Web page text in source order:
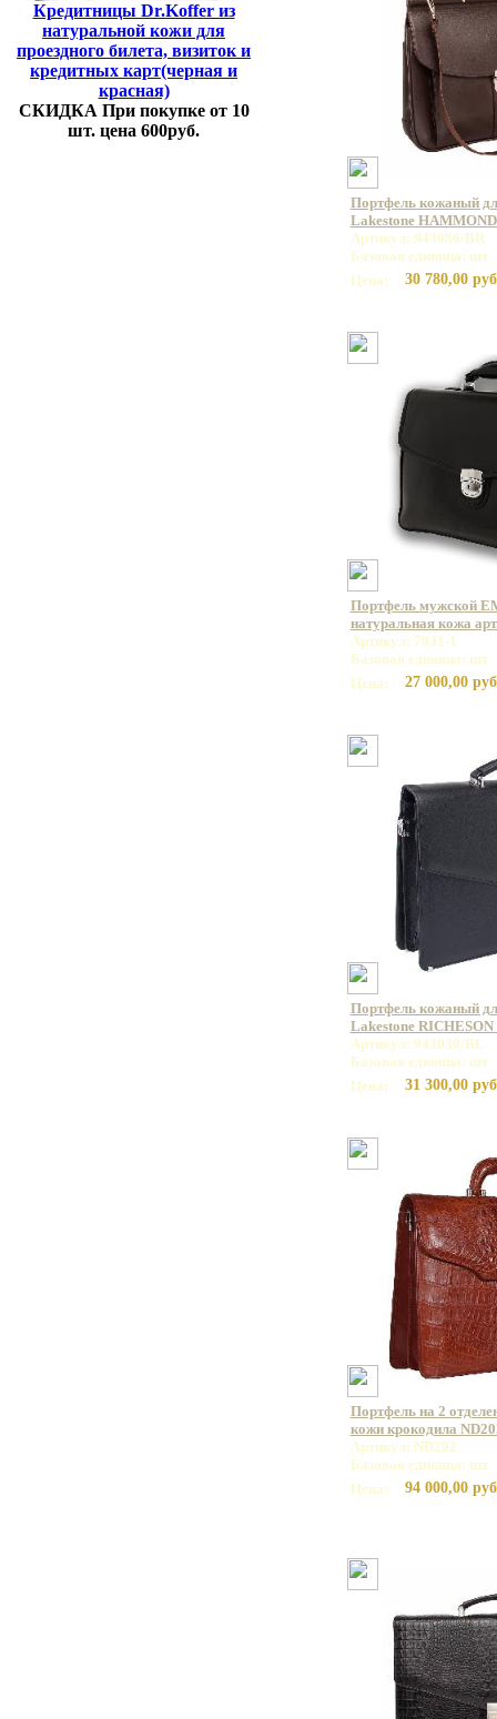
Кредитницы Dr.Koffer из
натуральной кожи для
проездного билета, визиток и
кредитных карт(черная и
красная)
СКИДКА При покупке от 10
шт. цена 600руб.
Портфель кожаный
Lakestone
Артикул: 943086/BR
Базовая единица: шт
Цена:
30 780,00
Портфель мужской
натуральная кожа
Артикул: 7031-1
Базовая единица: шт
Цена:
27 000,00
Портфель кожаный
Lakestone RICHESON
Артикул: 943030/BL
Базовая единица: шт
Цена:
31 300,00
Портфель на 2
кожи крокодила
Артикул: ND202
Базовая единица: шт
Цена:
94 000,00